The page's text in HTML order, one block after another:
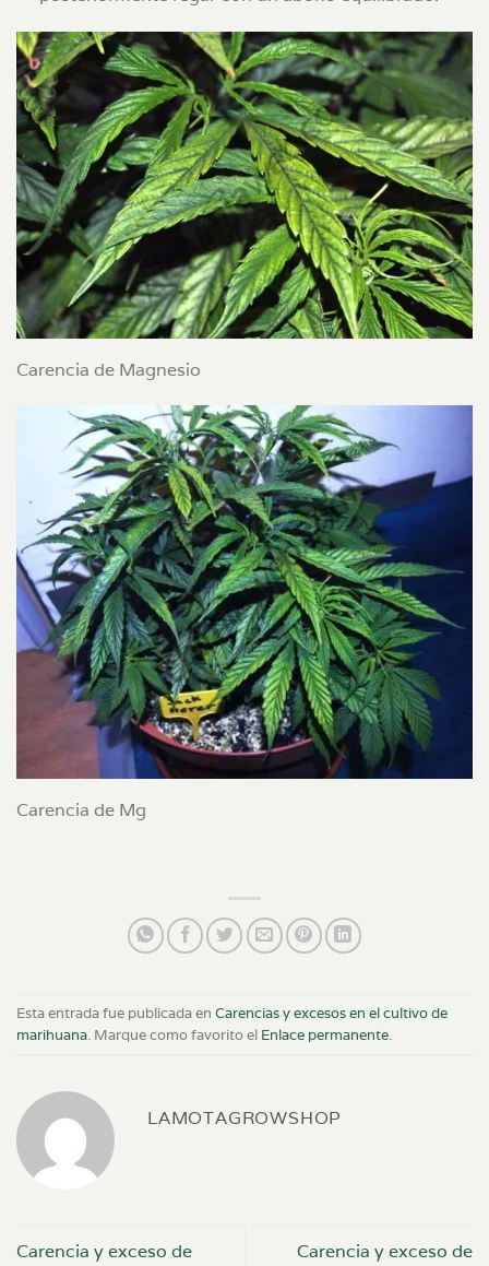
Carencia de Magnesio
Carencia de Mg
Esta entrada fue publicada en Carencias y excesos en el cultivo de
marihuana. Marque como favorito el Enlace permanente.
LAMOTAGROWSHOP
Carencia y exceso de
Carencia y exceso de